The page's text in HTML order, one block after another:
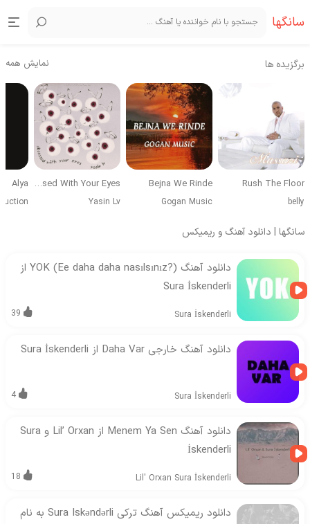
سانگها
برگزیده ها نمایش همه
Rush The Floor
belly
Bejna We Rinde
Gogan Music
Obsessed With Your Eyes
Yasin Lv
Alya
سانگها | دانلود آهنگ و ریمیکس
دانلود آهنگ YOK (Ee daha daha nasılsınız?) از
Sura İskenderli
Sura İskenderli
39
دانلود آهنگ خارجی Daha Var از Sura İskenderli
Sura İskenderli
4
دانلود آهنگ Menem Ya Sen از Lil’ Orxan و Sura
İskenderli
Lil' Orxan Sura İskenderli
18
دانلود ریمیکس آهنگ ترکی Sura Iskəndərli به نام